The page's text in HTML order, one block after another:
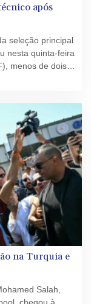
após
seleção principal
nesta quinta-feira
menos de dois
da Copa do
na Turquia e
Salah,